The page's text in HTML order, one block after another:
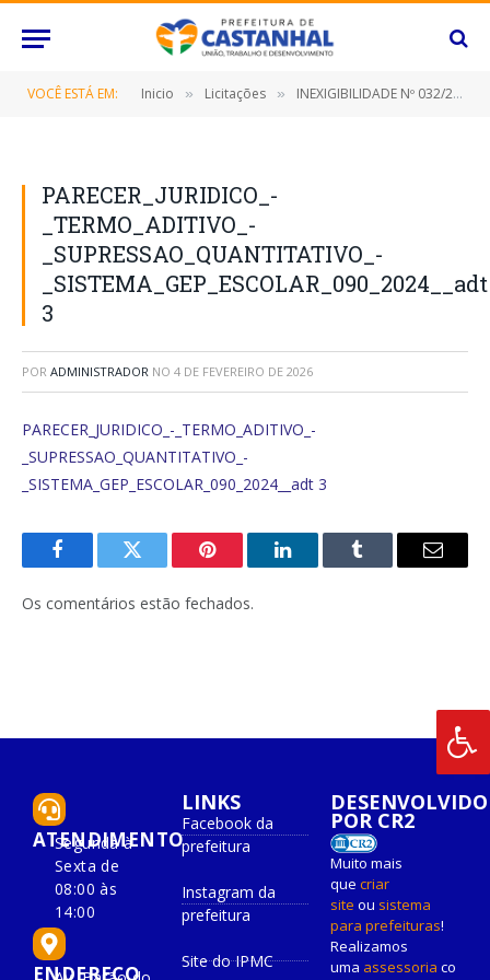
VOCÊ ESTÁ EM: Inicio » Licitações » INEXIGIBILIDADE Nº 032/2021 (PRESTAÇÃO DE SERVIÇOS DE IMPLANTAÇÃO, LICENCIAMENTO, MANUTENÇÃO, TREINAMENTOS, ATENDIMENTO ONLINE E PRESENCIAL DE SISTEMA GEP GESTÃO ESCOLAR)
PARECER_JURIDICO_-
_TERMO_ADITIVO_-
_SUPRESSAO_QUANTITATIVO_-
_SISTEMA_GEP_ESCOLAR_090_2024__adt
3
POR ADMINISTRADOR NO 4 DE FEVEREIRO DE 2026
PARECER_JURIDICO_-_TERMO_ADITIVO_-
_SUPRESSAO_QUANTITATIVO_-
_SISTEMA_GEP_ESCOLAR_090_2024__adt 3
FacebookTwitter Pinterest O
Tumblr
E-
Os comentários estão fechados.
ATENDIMENTO
Segunda à
Sexta de
08:00 às
14:00
ENDEREÇO
LINKS
Facebook da
prefeitura
Instagram da
prefeitura
Site do IPMC
DESENVOLVIDO
POR CR2
Muito mais
que criar
site ou sistema
para prefeituras!
Realizamos
uma assessoria co